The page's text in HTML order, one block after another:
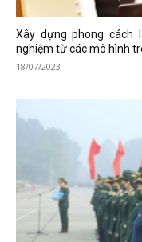
Xây dựng phong cách
nghiệm từ các mô hình
18/07/2023